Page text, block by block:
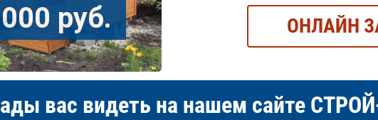
руб. ОНЛАЙН
вас видеть на нашем сайте